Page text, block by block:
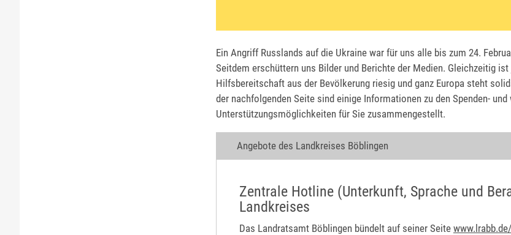
Ein Angriff Russlands auf die Ukraine war für uns alle bis zum 24.
Seitdem erschüttern uns Bilder und Berichte der Medien. Gleichzeitig
Hilfsbereitschaft aus der Bevölkerung riesig und ganz Europa steht
der nachfolgenden Seite sind einige Informationen zu den Spenden- und
Unterstützungsmöglichkeiten für Sie zusammengestellt.
Angebote des Landkreises Böblingen
Zentrale Hotline (Unterkunft, Sprache und
Landkreises
Das Landratsamt Böblingen bündelt auf seiner Seite